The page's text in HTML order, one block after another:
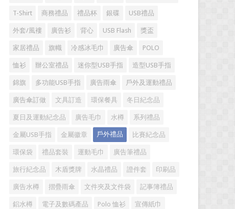
T-Shirt 商務禮品 禮品杯 銀碟 USB禮品
外套/風褸 廣告衫 背心 USB Flash 獎盃
家居禮品 旗幟 冷感冰毛巾 廣告傘 POLO
恤衫 辦公室禮品 迷你型USB手指 造型USB手指
錦旗 多功能USB手指 廣告雨傘 戶外及運動禮品
廣告傘訂做 文具訂造 環保餐具 冬日紀念品
夏日及運動紀念品 廣告毛巾 水樽 系列禮品
金屬USB手指 金屬徽章 戶外禮品 比賽紀念品
環保袋 禮品套裝 運動毛巾 廣告筆禮品
旅行紀念品 木盾獎牌 水晶禮品 證件套 印刷品
廣告水樽 摺疊雨傘 文件夾及文件袋 記事簿禮品
鋁水樽 電子及數碼產品 Polo 恤衫 宣傳紙巾